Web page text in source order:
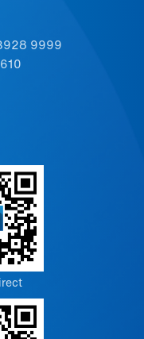
9999